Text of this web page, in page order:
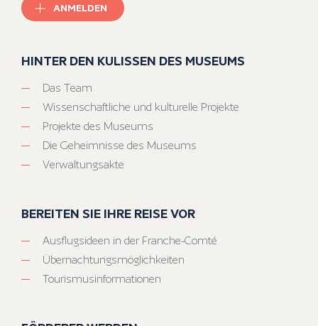
ANMELDEN
HINTER DEN KULISSEN DES MUSEUMS
Das Team
Wissenschaftliche und kulturelle Projekte
Projekte des Museums
Die Geheimnisse des Museums
Verwaltungsakte
BEREITEN SIE IHRE REISE VOR
Ausflugsideen in der Franche-Comté
Übernachtungsmöglichkeiten
Tourismusinformationen